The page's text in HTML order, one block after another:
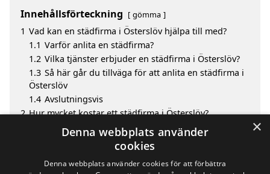
Innehållsförteckning gömma
1 Vad kan en städfirma i Österslöv hjälpa till med?
1.1 Varför anlita en städfirma?
1.2 Vilka tjänster erbjuder en städfirma i Österslöv?
1.3 Så här går du tillväga för att anlita en städfirma i
Österslöv
1.4 Avslutningsvis
2 Hur mycket kostar ett städfirma i Österslöv?
Fördelar med att välja städfirma i Österslöv
Sök efter en skicklig städfirma i de omgivande
×
Denna webbplats använder
cookies
Denna webbplats använder cookies för att förbättra